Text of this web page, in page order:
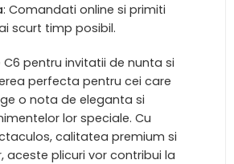
: Comandati online si primiti
scurt timp posibil.
C6 pentru invitatii de nunta si
perfecta pentru cei care
o nota de eleganta si
lor speciale. Cu
calitatea premium si
aceste plicuri vor contribui la